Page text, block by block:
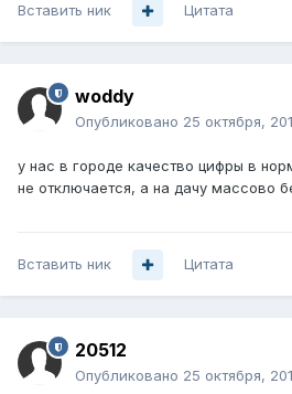
Вставить ник Цитата
woddy
Опубликовано 25 октября,
у нас в городе качество цифры в
не отключается, а на дачу массово
Вставить ник Цитата
20512
Опубликовано 25 октября,